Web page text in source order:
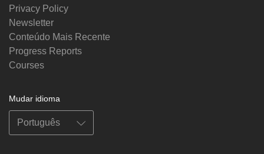
Privacy Policy
Newsletter
Conteúdo Mais Recente
Progress Reports
Courses
Mudar idioma